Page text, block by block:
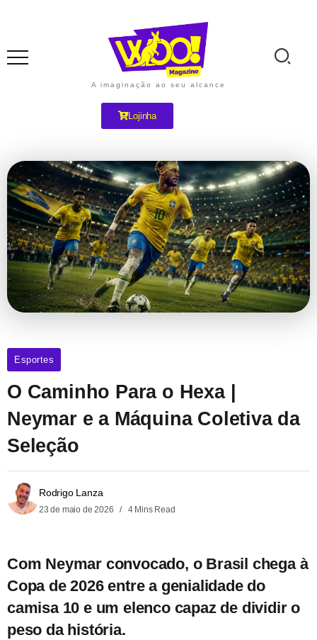
A imaginação ao seu alcance
Lojinha
Esportes
O Caminho Para o Hexa |
Neymar e a Máquina Coletiva da
Seleção
Rodrigo Lanza
23 de maio de 2026 4 Mins Read
Com Neymar convocado, o Brasil chega à
Copa de 2026 entre a genialidade do
camisa 10 e um elenco capaz de dividir o
peso da história.